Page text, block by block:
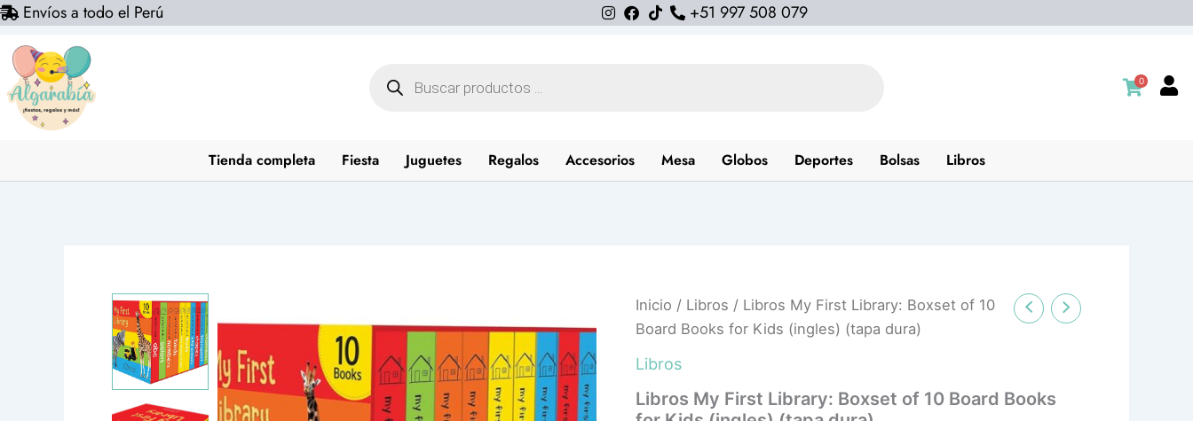
Ir
contenido
Envíos a todo el Perú +51 997 508 079
productos
0
Tienda completa Fiesta Juguetes Regalos Accesorios Mesa Globos Deportes Bolsas Libros
Inicio / Libros / Libros My First Library: Boxset of 10
Board Books for Kids (ingles) (tapa dura)
Libros
Libros My First Library: Boxset of 10 Board Books
Libros
First
Library:
Boxset
of
10